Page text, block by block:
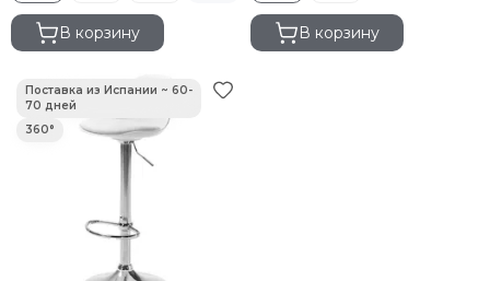
В корзину В корзину